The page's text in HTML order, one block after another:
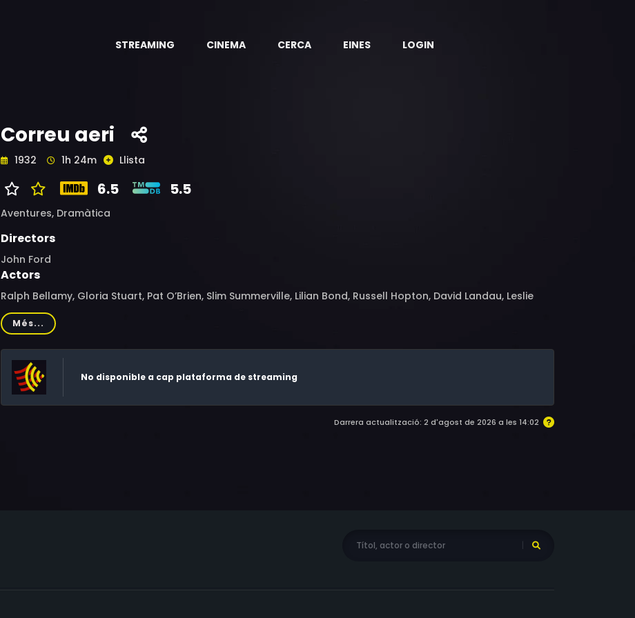
STREAMING CINEMA CERCA EINES LOGIN
Correu aeri
1932 1h 24m Llista
6.5 5.5
Aventures, Dramàtica
Directors
John Ford
Actors
Ralph Bellamy, Gloria Stuart, Pat O’Brien, Slim Summerville, Lilian Bond, Russell Hopton, David Landau, Leslie
Fenton, Frank Albertson, Hans Fuerberg, Thomas Carrigan, William Daly, Ward Bond, Wade Boteler, Francis
Ford, Jim Thorpe
Més...
No disponible a cap plataforma de streaming
Darrera actualització: 2 d'agost de 2026 a les 14:02